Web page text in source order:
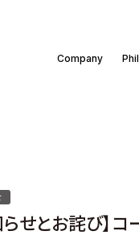
Company
らせとお詫び】